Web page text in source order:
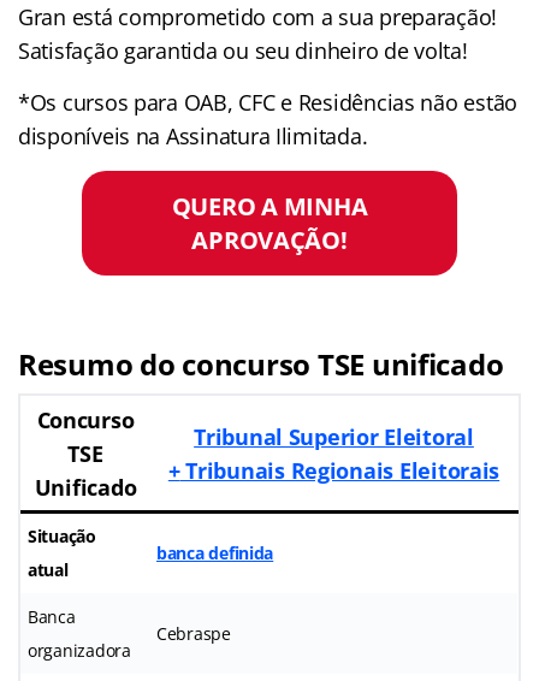
Gran está comprometido com a sua preparação!
Satisfação garantida ou seu dinheiro de volta!
*Os cursos para OAB, CFC e Residências não estão
disponíveis na Assinatura Ilimitada.
QUERO A MINHA
APROVAÇÃO!
Resumo do concurso TSE unificado
Concurso
TSE
Unificado
Tribunal Superior Eleitoral
+Tribunais Regionais Eleitorais
Situação
atual
banca definida
Banca
organizadora
Cebraspe